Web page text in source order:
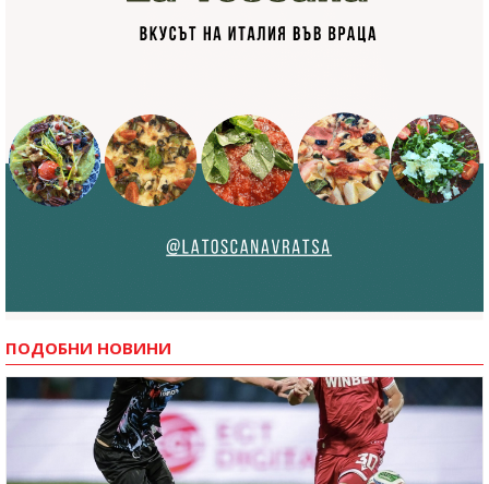
ПОДОБНИ НОВИНИ